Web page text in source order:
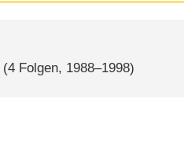
(4 Folgen, 1988–1998)